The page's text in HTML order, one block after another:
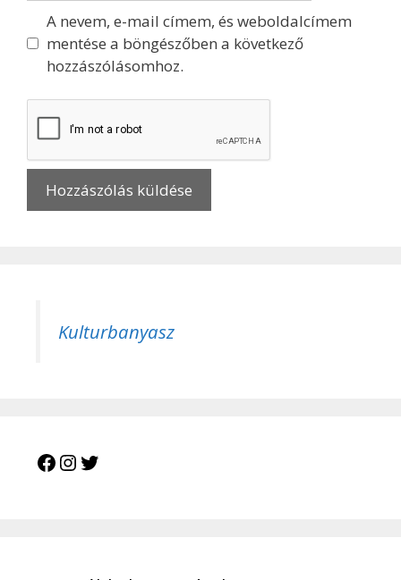
A nevem, e-mail címem, és weboldalcímem
mentése a böngészőben a következő
hozzászólásomhoz.
Kulturbanyasz